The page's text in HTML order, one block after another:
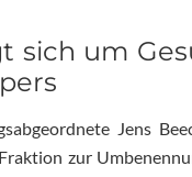
sich um
Jens
zur